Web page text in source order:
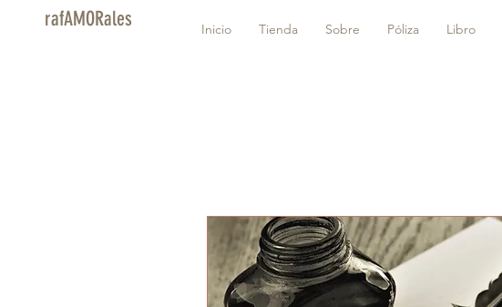
rafAMORales Inicio Tienda Sobre Póliza Libro